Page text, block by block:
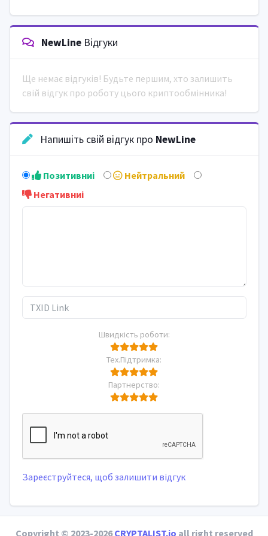
NewLineВідгуки
Ще немає відгуків! Будьте першим, хто залишить
свій відгук про роботу цього криптообмінника!
Напишіть свій відгук про NewLine
Позитивниi
Нейтральний
Негативниi
Швидкість роботи:
Тех.Підтримка:
Партнерство:
Зареєструйтеся, щоб залишити відгук
Copyright © 2023-2026CRYPTALIST.io all right reserved